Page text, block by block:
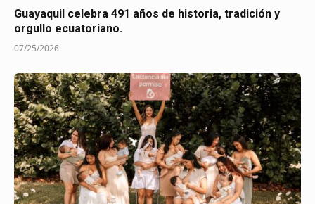
Guayaquil celebra 491 años de historia, tradición y
orgullo ecuatoriano.
07/25/2026